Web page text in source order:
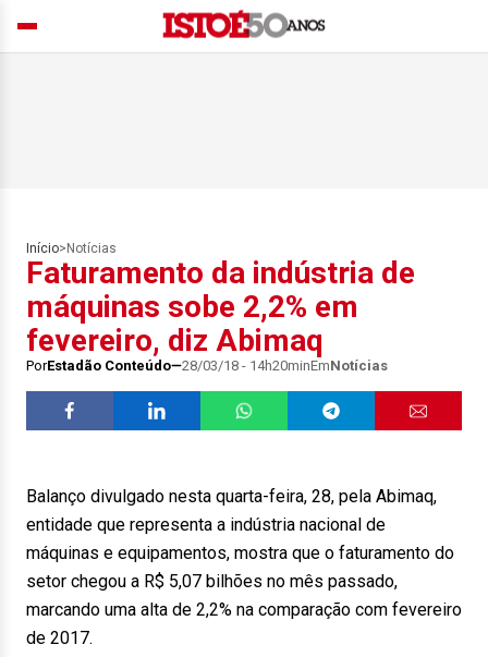
Início> Notícias
Faturamento da indústria de
máquinas sobe 2,2% em
fevereiro, diz Abimaq
PorEstadão Conteúdo 28/03/18 - 14h20minEmNotícias
Balanço divulgado nesta quarta-feira, 28, pela Abimaq,
entidade que representa a indústria nacional de
máquinas e equipamentos, mostra que o faturamento do
setor chegou a R$ 5,07 bilhões no mês passado,
marcando uma alta de 2,2% na comparação com fevereiro
de 2017.